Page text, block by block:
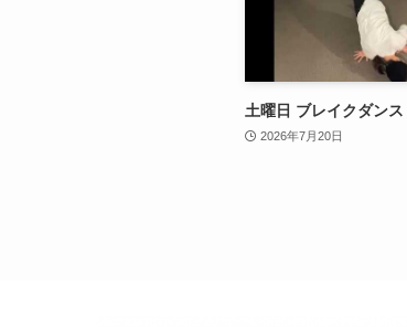
土曜日 ブレイクダンス
2026年7月20日